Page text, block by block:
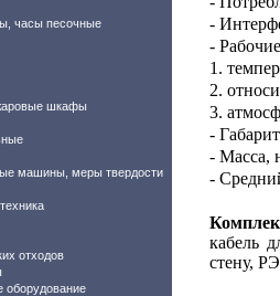
часы песочные
шкафы
машины, меры твердости
отходов
оборудование
-
-
1.
2.
3.
-
- Масса,
-
кабель
стену,